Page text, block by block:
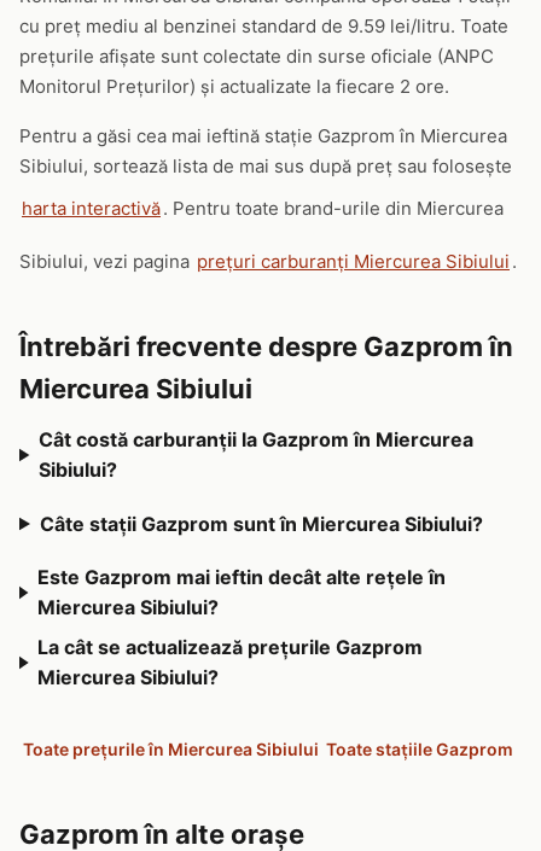
cu preț mediu al benzinei standard de 9.59 lei/litru. Toate
prețurile afișate sunt colectate din surse oficiale (ANPC
Monitorul Prețurilor) și actualizate la fiecare 2 ore.
Pentru a găsi cea mai ieftină stație Gazprom în Miercurea
Sibiului, sortează lista de mai sus după preț sau folosește
harta interactivă. Pentru toate brand-urile din Miercurea
Sibiului, vezi pagina prețuri carburanți Miercurea Sibiului .
Întrebări frecvente despre Gazprom în
Miercurea Sibiului
Cât costă carburanții la Gazprom în Miercurea
Sibiului?
Câte stații Gazprom sunt în Miercurea Sibiului?
Este Gazprom mai ieftin decât alte rețele în
Miercurea Sibiului?
La cât se actualizează prețurile Gazprom
Miercurea Sibiului?
Toate prețurile în Miercurea Sibiului Toate stațiile Gazprom
Gazprom în alte orașe